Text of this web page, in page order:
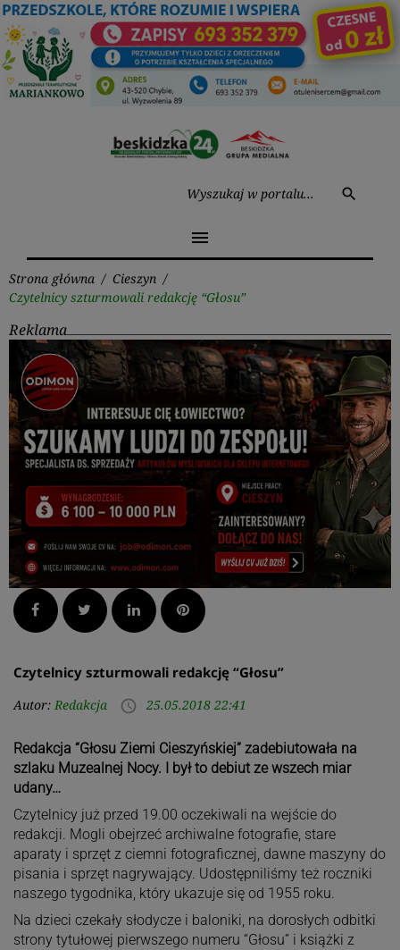
Przejdź
do
treści
search
menu
Strona główna / Cieszyn /
Czytelnicy szturmowali redakcję “Głosu”
Reklama
Facebook Twitter LinkedInPinterest
Czytelnicy szturmowali redakcję “Głosu”
Autor: Redakcja access_time 25.05.2018 22:41
Redakcja “Głosu Ziemi Cieszyńskiej” zadebiutowała na
szlaku Muzealnej Nocy. I był to debiut ze wszech miar
udany…
Czytelnicy już przed 19.00 oczekiwali na wejście do
redakcji. Mogli obejrzeć archiwalne fotografie, stare
aparaty i sprzęt z ciemni fotograficznej, dawne maszyny do
pisania i sprzęt nagrywający. Udostępniliśmy też roczniki
naszego tygodnika, który ukazuje się od 1955 roku.
Na dzieci czekały słodycze i baloniki, na dorosłych odbitki
strony tytułowej pierwszego numeru “Głosu” i książki z